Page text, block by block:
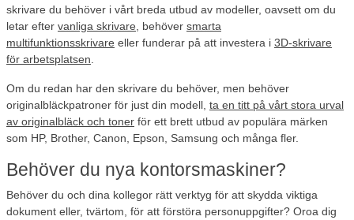
skrivare du behöver i vårt breda utbud av modeller, oavsett om du
letar efter vanliga skrivare , behöver smarta
multifunktionsskrivare eller funderar på att investera i 3D-skrivare
för arbetsplatsen
Om du redan har den skrivare du behöver, men behöver
originalbläckpatroner för just din modell, ta en titt på vårt stora urval
av originalbläck och toner för ett brett utbud av populära märken
som HP, Brother, Canon, Epson, Samsung och många fler.
Behöver du nya kontorsmaskiner?
Behöver du och dina kollegor rätt verktyg för att skydda viktiga
dokument eller, tvärtom, för att förstöra personuppgifter? Oroa dig